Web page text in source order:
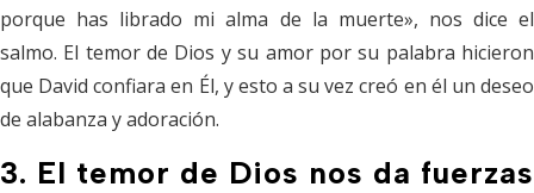
porque has librado mi alma de la muerte», nos dice el
salmo. El temor de Dios y su amor por su palabra hicieron
que David confiara en Él, y esto a su vez creó en él un deseo
de alabanza y adoración.
3. El temor de Dios nos da fuerzas